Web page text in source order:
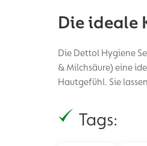
Die ideale
Die Dettol Hygiene
& Milchsäure) eine
Hautgefühl. Sie
Tags: